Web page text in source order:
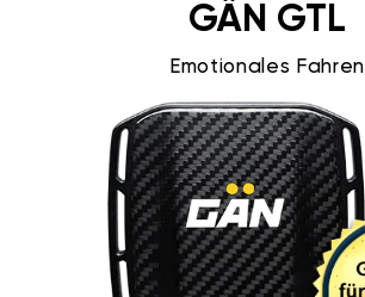
GÄN GTL
Emotionales Fahren